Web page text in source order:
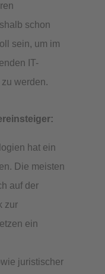
schon
sein, um im
IT-
werden.
hat ein
Die meisten
auf der
zur
ein
juristischer